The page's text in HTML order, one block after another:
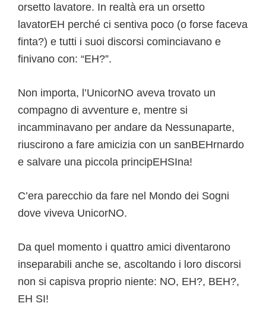
orsetto lavatore. In realtà era un orsetto
lavatorEH perché ci sentiva poco (o forse faceva
finta?) e tutti i suoi discorsi cominciavano e
finivano con: “EH?”.
Non importa, l’UnicorNO aveva trovato un
compagno di avventure e, mentre si
incamminavano per andare da Nessunaparte,
riuscirono a fare amicizia con un sanBEHrnardo
e salvare una piccola principEHSIna!
C’era parecchio da fare nel Mondo dei Sogni
dove viveva UnicorNO.
Da quel momento i quattro amici diventarono
inseparabili anche se, ascoltando i loro discorsi
non si capisva proprio niente: NO, EH?, BEH?,
EH SI!